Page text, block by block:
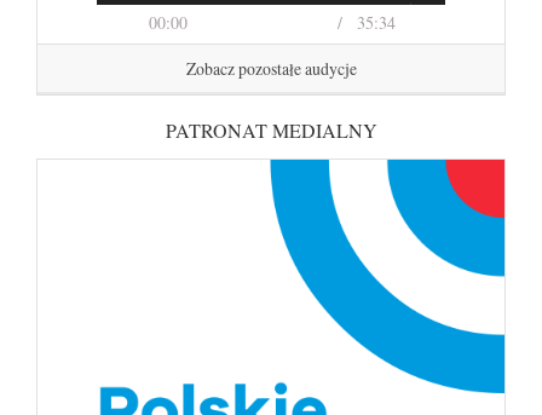
00:00 35:34
Zobacz pozostałe audycje
PATRONAT MEDIALNY